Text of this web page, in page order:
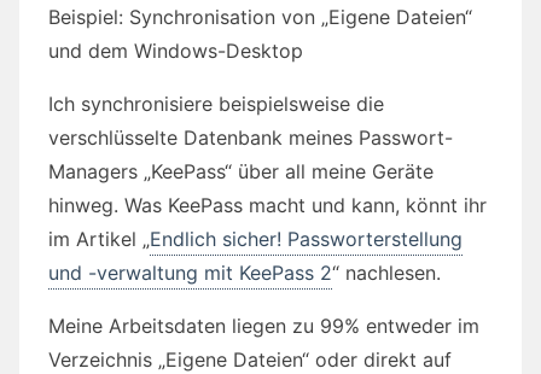
Beispiel: Synchronisation von „Eigene Dateien“
und dem Windows-Desktop
Ich synchronisiere beispielsweise die
verschlüsselte Datenbank meines Passwort-
Managers „KeePass“ über all meine Geräte
hinweg. Was KeePass macht und kann, könnt ihr
im Artikel „Endlich sicher! Passworterstellung
und -verwaltung mit KeePass 2“ nachlesen.
Meine Arbeitsdaten liegen zu 99% entweder im
Verzeichnis „Eigene Dateien“ oder direkt auf